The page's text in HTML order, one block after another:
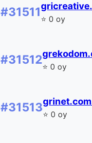
#31511 ⭐ 0 oy
#31512⭐ 0 oy
#31513⭐ 0 oy